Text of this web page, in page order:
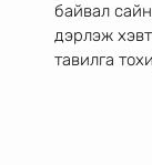
байвал
дэрлэж
тавилга